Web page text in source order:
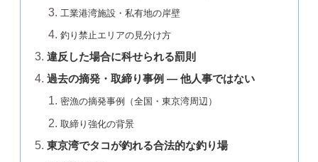
工業港湾施設・私有地の岸壁
釣り禁止エリアの見分け方
違反した場合に科せられる罰則
過去の摘発・取締り事例 — 他人事ではない
密漁の摘発事例（全国・東京湾周辺）
取締り強化の背景
東京湾でタコが釣れる合法的な釣り場